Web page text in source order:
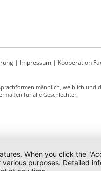
| Impressum| Kooperation
männlich, weiblich und
für alle Geschlechter.
When you click the
purposes. Detailed